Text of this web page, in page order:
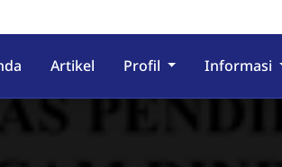
Banyumas
Artikel Profil Informasi